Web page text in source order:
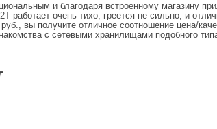
и благодаря встроенному магазину
работает очень тихо, греется не сильно, и
вы получите отличное соотношение цена/
с сетевыми хранилищами подобного